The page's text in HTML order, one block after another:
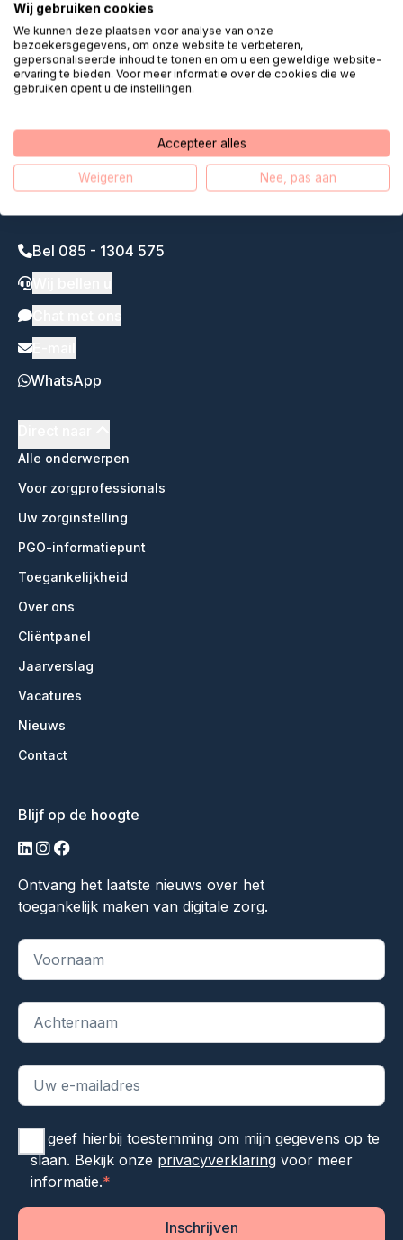
Helpdesk Digitale Zorg maakt zorg
op afstand dichtbij
Ons verhaal
Bel 085 - 1304 575
WhatsApp
Alle onderwerpen
Voor zorgprofessionals
Uw zorginstelling
PGO-informatiepunt
Toegankelijkheid
Over ons
Cliëntpanel
Jaarverslag
Vacatures
Nieuws
Contact
Blijf op de hoogte
linkedin
instagram
facebook
Ontvang het laatste nieuws over het
toegankelijk maken van digitale zorg.
"*" geeft vereiste velden aan
Ik geef hierbij toestemming om mijn gegevens op te
slaan. Bekijk onze privacyverklaringvoor meer
informatie.*
Inschrijven
Wij gebruiken cookies
We kunnen deze plaatsen voor analyse van onze
bezoekersgegevens, om onze website te verbeteren,
gepersonaliseerde inhoud te tonen en om u een geweldige website-
ervaring te bieden. Voor meer informatie over de cookies die we
gebruiken opent u de instellingen.
Accepteer alles
Weigeren Nee, pas aan